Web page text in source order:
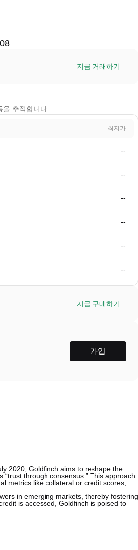
지금 거래하기
추적합니다.
최저가
--
--
--
--
--
--
지금 구매하기
가입
2020, Goldfinch aims to reshape the
through consensus.” This approach
metrics like collateral or credit scores,
in emerging markets, thereby fostering
is accessed, Goldfinch is poised to